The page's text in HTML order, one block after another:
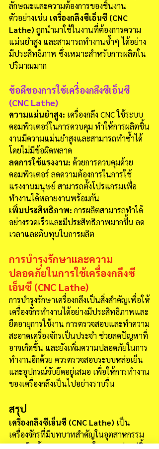
ลักษณะและความต้องการของชิ้นงาน
ตัวอย่างเช่น เครื่องกลึงซีเอ็นซี (CNC
Lathe) ถูกนำมาใช้ในงานที่ต้องการความ
แม่นยำสูง และสามารถทำงานซ้ำๆ ได้อย่าง
มีประสิทธิภาพ ซึ่งเหมาะสำหรับการผลิตใน
ปริมาณมาก
ข้อดีของการใช้เครื่องกลึงซีเอ็นซี
(CNC Lathe)
ความแม่นยำสูง: เครื่องกลึง CNC ใช้ระบบ
คอมพิวเตอร์ในการควบคุม ทำให้การผลิตชิ้น
งานมีความแม่นยำสูงและสามารถทำซ้ำได้
โดยไม่มีข้อผิดพลาด
ลดการใช้แรงงาน: ด้วยการควบคุมด้วย
คอมพิวเตอร์ ลดความต้องการในการใช้
แรงงานมนุษย์ สามารถตั้งโปรแกรมเพื่อ
ทำงานได้หลายงานพร้อมกัน
เพิ่มประสิทธิภาพ: การผลิตสามารถทำได้
อย่างรวดเร็วและมีประสิทธิภาพมากขึ้น ลด
เวลาและต้นทุนในการผลิต
การบำรุงรักษาและความ
ปลอดภัยในการใช้เครื่องกลึงซี
เอ็นซี (CNC Lathe)
การบำรุงรักษาเครื่องกลึงเป็นสิ่งสำคัญเพื่อให้
เครื่องจักรทำงานได้อย่างมีประสิทธิภาพและ
ยืดอายุการใช้งาน การตรวจสอบและทำความ
สะอาดเครื่องจักรเป็นประจำ ช่วยลดปัญหาที่
อาจเกิดขึ้น และยังเพิ่มความปลอดภัยในการ
ทำงานอีกด้วย ควรตรวจสอบระบบหล่อเย็น
และอุปกรณ์จับยึดอยู่เสมอ เพื่อให้การทำงาน
ของเครื่องกลึงเป็นไปอย่างราบรื่น
สรุป
เครื่องกลึงซีเอ็นซี (CNC Lathe) เป็น
เครื่องจักรที่มีบทบาทสำคัญในอุตสาหกรรม
การผลิต ด้วยความสามารถในการแปรรูปชิ้น